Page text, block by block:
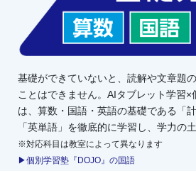
基礎ができていないと、読解や文章題
ことはできません。AIタブレット学習
は、算数・国語・英語の基礎である「
「英単語」を徹底的に学習し、学力の
※対応科目は教室によって異なります
▶個別学習塾『DOJO』の国語